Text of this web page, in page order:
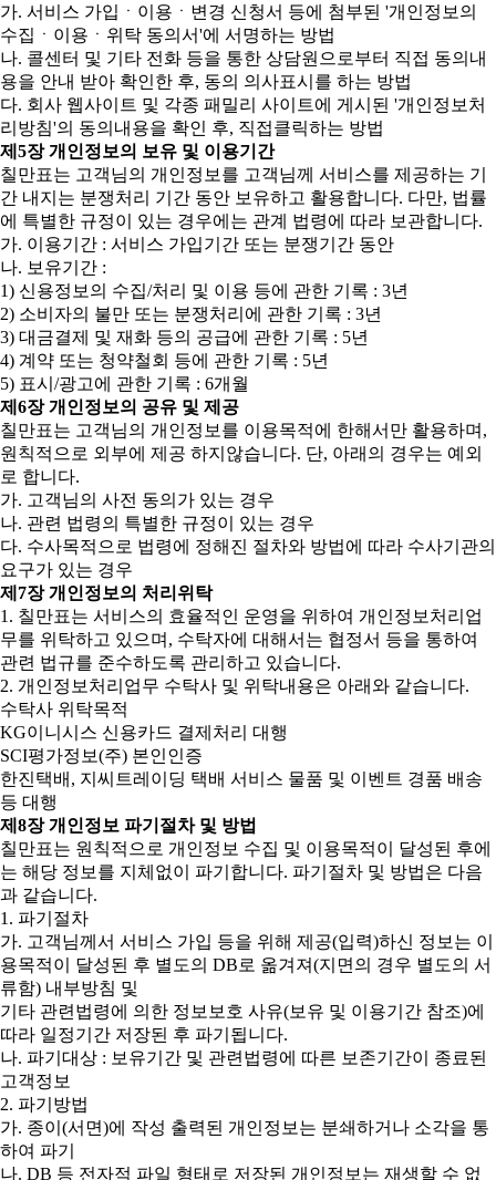
가. 서비스 가입ㆍ이용ㆍ변경 신청서 등에 첨부된 '개인정보의
수집ㆍ이용ㆍ위탁 동의서'에 서명하는 방법
나. 콜센터 및 기타 전화 등을 통한 상담원으로부터 직접 동의내
용을 안내 받아 확인한 후, 동의 의사표시를 하는 방법
다. 회사 웹사이트 및 각종 패밀리 사이트에 게시된 '개인정보처
리방침'의 동의내용을 확인 후, 직접클릭하는 방법
제5장 개인정보의 보유 및 이용기간
칠만표는 고객님의 개인정보를 고객님께 서비스를 제공하는 기
간 내지는 분쟁처리 기간 동안 보유하고 활용합니다. 다만, 법률
에 특별한 규정이 있는 경우에는 관계 법령에 따라 보관합니다.
가. 이용기간 : 서비스 가입기간 또는 분쟁기간 동안
나. 보유기간 :
1) 신용정보의 수집/처리 및 이용 등에 관한 기록 : 3년
2) 소비자의 불만 또는 분쟁처리에 관한 기록 : 3년
3) 대금결제 및 재화 등의 공급에 관한 기록 : 5년
4) 계약 또는 청약철회 등에 관한 기록 : 5년
5) 표시/광고에 관한 기록 : 6개월
제6장 개인정보의 공유 및 제공
칠만표는 고객님의 개인정보를 이용목적에 한해서만 활용하며,
원칙적으로 외부에 제공 하지않습니다. 단, 아래의 경우는 예외
로 합니다.
가. 고객님의 사전 동의가 있는 경우
나. 관련 법령의 특별한 규정이 있는 경우
다. 수사목적으로 법령에 정해진 절차와 방법에 따라 수사기관의
요구가 있는 경우
제7장 개인정보의 처리위탁
1. 칠만표는 서비스의 효율적인 운영을 위하여 개인정보처리업
무를 위탁하고 있으며, 수탁자에 대해서는 협정서 등을 통하여
관련 법규를 준수하도록 관리하고 있습니다.
2. 개인정보처리업무 수탁사 및 위탁내용은 아래와 같습니다.
수탁사 위탁목적
KG이니시스 신용카드 결제처리 대행
SCI평가정보(주) 본인인증
한진택배, 지씨트레이딩 택배 서비스 물품 및 이벤트 경품 배송
등 대행
제8장 개인정보 파기절차 및 방법
칠만표는 원칙적으로 개인정보 수집 및 이용목적이 달성된 후에
는 해당 정보를 지체없이 파기합니다. 파기절차 및 방법은 다음
과 같습니다.
1. 파기절차
가. 고객님께서 서비스 가입 등을 위해 제공(입력)하신 정보는 이
용목적이 달성된 후 별도의 DB로 옮겨져(지면의 경우 별도의 서
류함) 내부방침 및
기타 관련법령에 의한 정보보호 사유(보유 및 이용기간 참조)에
따라 일정기간 저장된 후 파기됩니다.
나. 파기대상 : 보유기간 및 관련법령에 따른 보존기간이 종료된
고객정보
2. 파기방법
가. 종이(서면)에 작성 출력된 개인정보는 분쇄하거나 소각을 통
하여 파기
나. DB 등 전자적 파일 형태로 저장된 개인정보는 재생할 수 없